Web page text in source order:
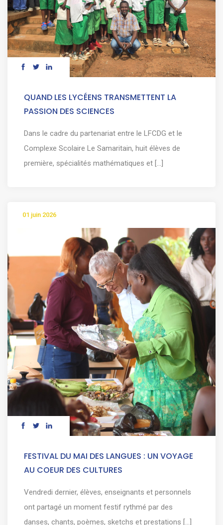
QUAND LES LYCÉENS TRANSMETTENT LA
PASSION DES SCIENCES
Dans le cadre du partenariat entre le LFCDG et le
Complexe Scolaire Le Samaritain, huit élèves de
première, spécialités mathématiques et [...]
01 juin 2026
FESTIVAL DU MAI DES LANGUES : UN VOYAGE
AU COEUR DES CULTURES
Vendredi dernier, élèves, enseignants et personnels
ont partagé un moment festif rythmé par des
danses, chants, poèmes, sketchs et prestations [...]